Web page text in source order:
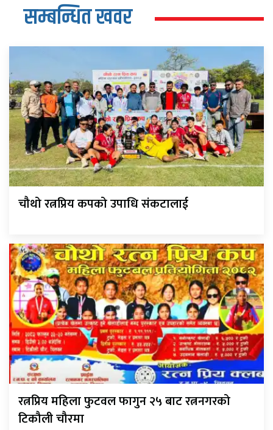
सम्बन्धित खवर
चौथो रत्नप्रिय कपको उपाधि संकटालाई
रत्नप्रिय महिला फुटवल फागुन २५ बाट रत्ननगरको
टिकौली चौरमा